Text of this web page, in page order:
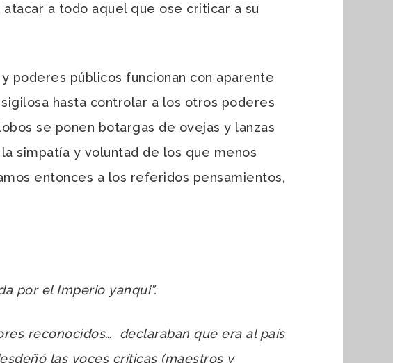
a todo aquel que ose criticar a su
poderes públicos funcionan con aparente
hasta controlar a los otros poderes
se ponen botargas de ovejas y lanzas
simpatía y voluntad de los que menos
entonces a los referidos pensamientos,
por el Imperio yanqui”.
reconocidos… declaraban que era al país
las voces críticas (maestros y